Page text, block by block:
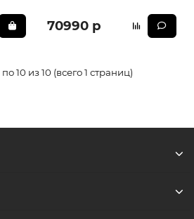
70990 р
10 из 10 (всего 1 страниц)